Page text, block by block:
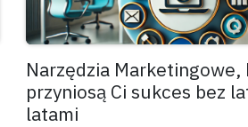
Narzędzia Marketingowe,
przyniosą Ci sukces bez
latami